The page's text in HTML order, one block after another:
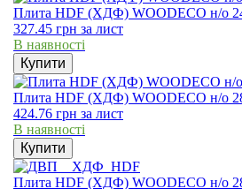
Плита HDF (ХДФ) WOODECO н/о
327.45 грн за лист
В наявності
Купити
Плита HDF (ХДФ) WOODECO н/о
424.76 грн за лист
В наявності
Купити
Плита HDF (ХДФ) WOODECO н/о